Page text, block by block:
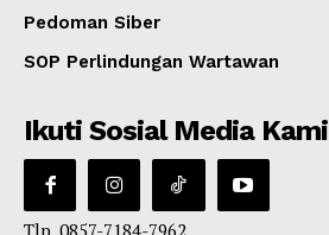
Pedoman Siber
SOP Perlindungan Wartawan
Ikuti Sosial Media Kami
Tlp. 0857-7184-7962